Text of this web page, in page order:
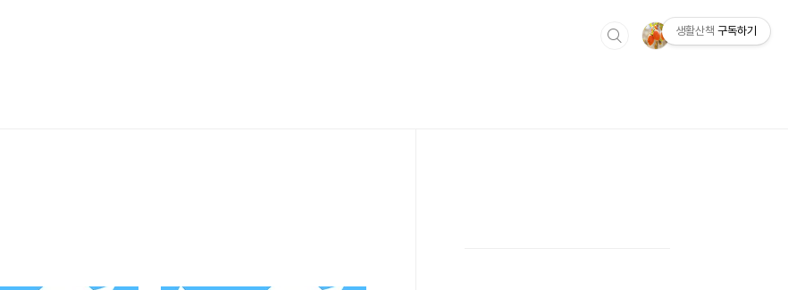
생활산책 구독하기